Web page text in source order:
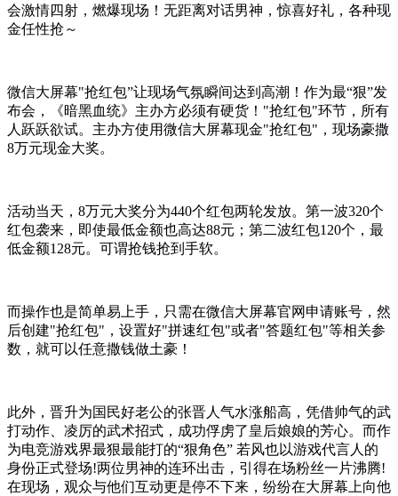
会激情四射，燃爆现场！无距离对话男神，惊喜好礼，各种现
金任性抢～
微信大屏幕"抢红包”让现场气氛瞬间达到高潮！作为最“狠”发
布会，《暗黑血统》主办方必须有硬货！"抢红包"环节，所有
人跃跃欲试。主办方使用微信大屏幕现金"抢红包"，现场豪撒
8万元现金大奖。
活动当天，8万元大奖分为440个红包两轮发放。第一波320个
红包袭来，即使最低金额也高达88元；第二波红包120个，最
低金额128元。可谓抢钱抢到手软。
而操作也是简单易上手，只需在微信大屏幕官网申请账号，然
后创建"抢红包"，设置好"拼速红包"或者"答题红包"等相关参
数，就可以任意撒钱做土豪！
此外，晋升为国民好老公的张晋人气水涨船高，凭借帅气的武
打动作、凌厉的武术招式，成功俘虏了皇后娘娘的芳心。而作
为电竞游戏界最狠最能打的“狠角色” 若风也以游戏代言人的
身份正式登场!两位男神的连环出击，引得在场粉丝一片沸腾!
在现场，观众与他们互动更是停不下来，纷纷在大屏幕上向他